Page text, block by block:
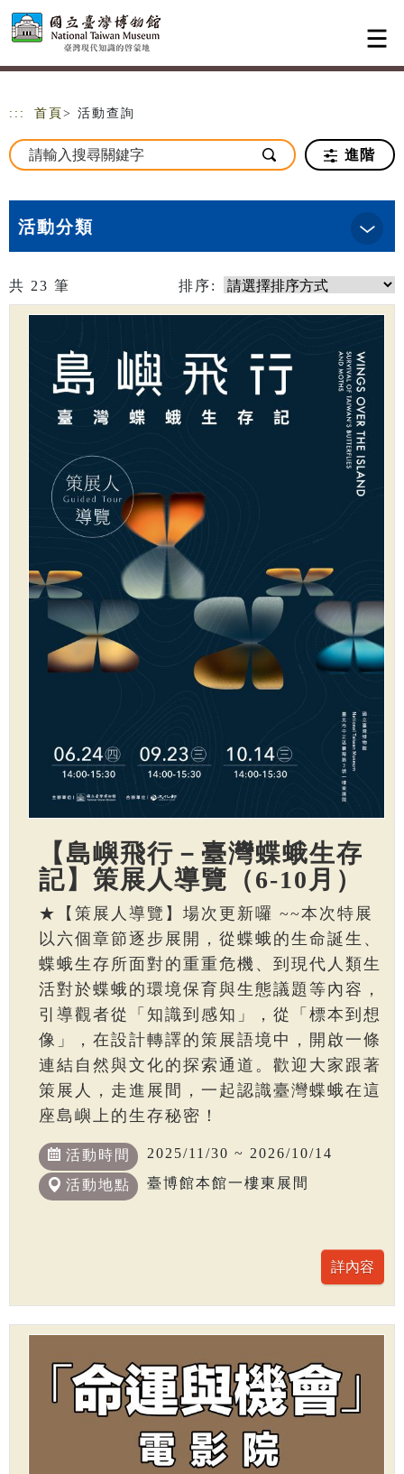
跳到主要內容
網站導覽
::: 首頁 > 活動查詢
進階
活動分類
共 23 筆 排序:
【島嶼飛行－臺灣蝶蛾生存
記】策展人導覽（6-10月）
★【策展人導覽】場次更新囉 ~~本次特展
以六個章節逐步展開，從蝶蛾的生命誕生、
蝶蛾生存所面對的重重危機、到現代人類生
活對於蝶蛾的環境保育與生態議題等內容，
引導觀者從「知識到感知」，從「標本到想
像」，在設計轉譯的策展語境中，開啟一條
連結自然與文化的探索通道。歡迎大家跟著
策展人，走進展間，一起認識臺灣蝶蛾在這
座島嶼上的生存秘密！
活動時間 2025/11/30 ~ 2026/10/14
活動地點 臺博館本館一樓東展間